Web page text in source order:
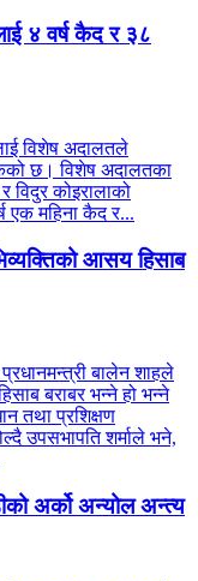
४ वर्ष कैद र ३८
विशेष अदालतले
छ। विशेष अदालतका
कोइरालाको
एक महिना कैद र...
आसय हिसाब
बालेन शाहले
बराबर भन्ने हो भन्ने
तथा प्रशिक्षण
उपसभापति शर्माले भने,
अर्को अन्योल अन्त्य